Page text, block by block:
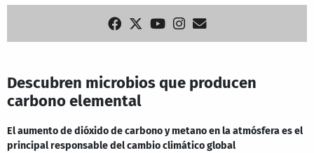
Descubren microbios que producen
carbono elemental
El aumento de dióxido de carbono y metano en la atmósfera es el
principal responsable del cambio climático global